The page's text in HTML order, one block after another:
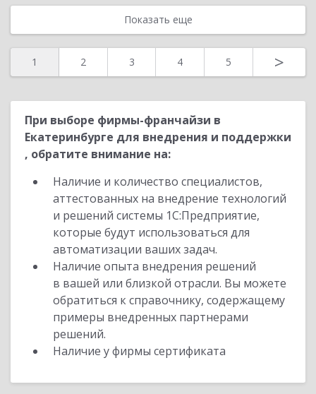
Показать еще
1 2 3 4 5 >
При выборе фирмы-франчайзи в
Екатеринбурге для внедрения и поддержки
, обратите внимание на:
Наличие и количество специалистов,
аттестованных на внедрение технологий
и решений системы 1С:Предприятие,
которые будут использоваться для
автоматизации ваших задач.
Наличие опыта внедрения решений
в вашей или близкой отрасли. Вы можете
обратиться к справочнику, содержащему
примеры внедренных партнерами
решений.
Наличие у фирмы сертификата